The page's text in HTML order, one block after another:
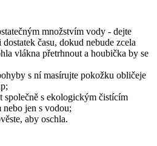
množstvím vody - dejte
času, dokud nebude zcela
vlákna přetrhnout a houbička by se
s ní masírujte pokožku obličeje
společně s ekologickým čistícím
jen s vodou;
aby oschla.